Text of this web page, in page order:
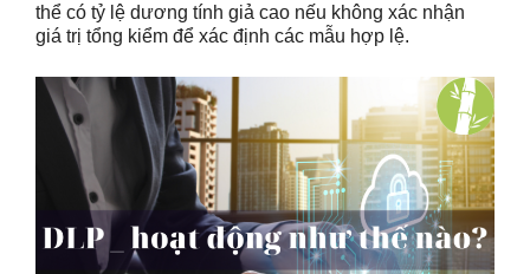
thể có tỷ lệ dương tính giả cao nếu không xác nhận
giá trị tổng kiểm để xác định các mẫu hợp lệ.